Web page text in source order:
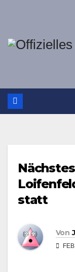
springen
statt
Von